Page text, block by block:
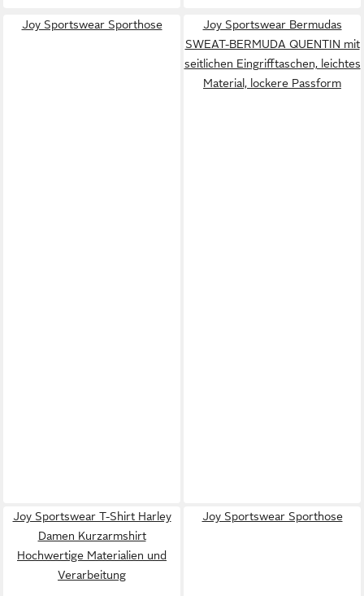
Joy Sportswear Sporthose
Joy Sportswear Bermudas
SWEAT-BERMUDA QUENTIN mit
seitlichen Eingrifftaschen, leichtes
Material, lockere Passform
Joy Sportswear T-Shirt Harley
Damen Kurzarmshirt
Hochwertige Materialien und
Verarbeitung
Joy Sportswear Sporthose